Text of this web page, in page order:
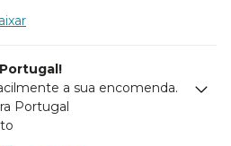
a sua encomenda.
Portugal